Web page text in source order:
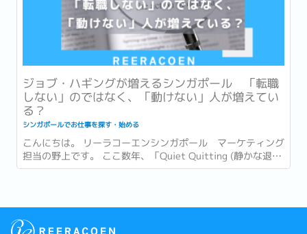
ジョブ・ハギングが増えるシンガポール 「転職
しない」のではなく、「動けない」人が増えてい
る？
シンガポールでお仕事を探す・始める
こんにちは。 リーラコーエンシンガポール マーケティング
担当の野上です。 ここ数年、「Quiet Quitting (静かな退
職)」「Rage Applying (勢い任せの大量応募)」など、働き方